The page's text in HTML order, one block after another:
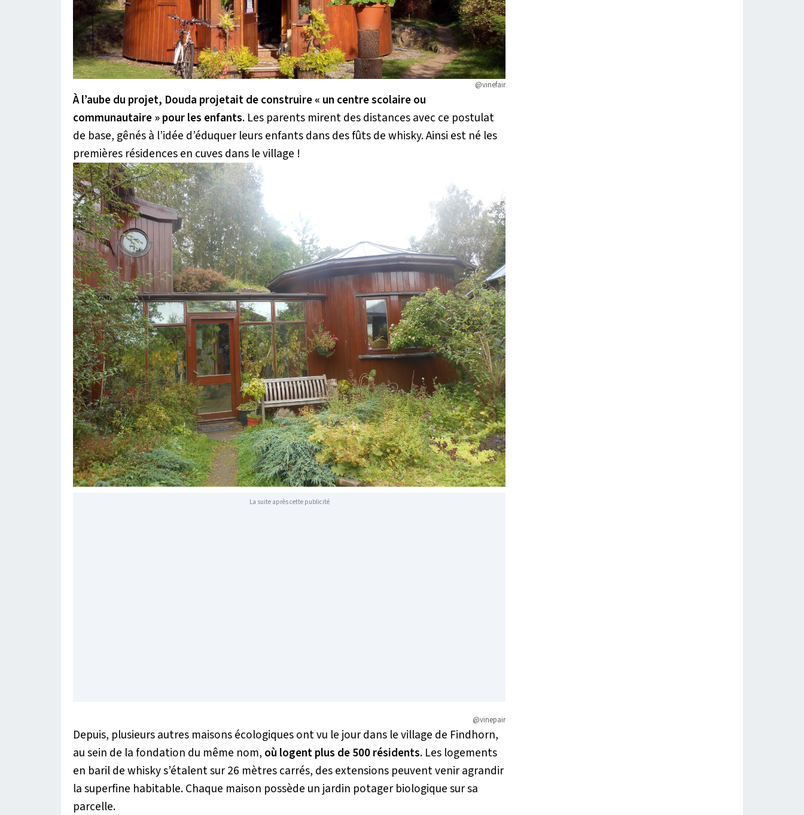
@vinefair
À l’aube du projet, Douda projetait de construire« un centre scolaire ou
communautaire »pour les enfants. Les parents mirent des distances avec ce postulat
de base, gênés à l’idée d’éduquer leurs enfants dans desfûtsde whisky.Ainsi est né les
premières résidences en cuves dans le village !
La suite après cette publicité
@vinepair
Depuis, plusieurs autres maisons écologiques ont vu le jour dans le village de Findhorn,
au sein de la fondation du même nom, où logent plus de 500 résidents. Les logements
en baril de whisky s’étalent sur 26 mètres carrés, des extensions peuvent venir agrandir
la superfine habitable.Chaque maison possède un jardin potager biologique sur sa
parcelle.